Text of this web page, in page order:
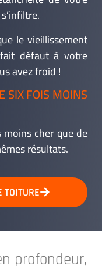
le vieillissement
défaut à votre
avez froid !
SIX FOIS MOINS
cher que de
résultats.
TOITURE
profondeur,